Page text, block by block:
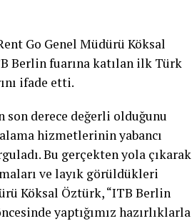
Go Genel Müdürü Köksal
Berlin fuarına katılan ilk Türk
ifade etti.
son derece değerli olduğunu
hizmetlerinin yabancı
Bu gerçekten yola çıkarak
ve layık görüldükleri
Köksal Öztürk, “ITB Berlin
yaptığımız hazırlıklarla